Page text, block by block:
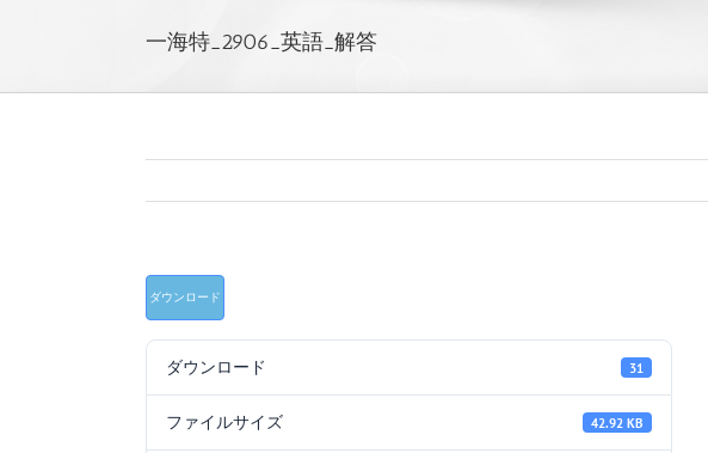
一海特_2906_英語_解答
ダウンロード
ダウンロード 31
ファイルサイズ 42.92 KB